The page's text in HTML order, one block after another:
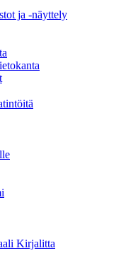
ja -näyttely
Kirjalitta